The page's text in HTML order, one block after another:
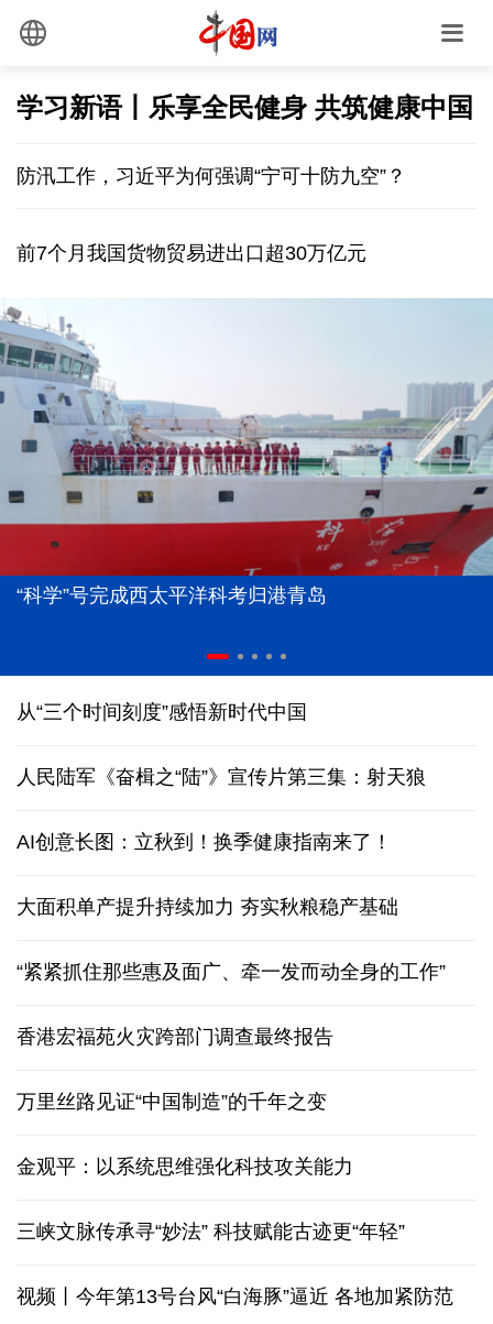
学习新语丨乐享全民健身 共筑健康中国
防汛工作，习近平为何强调“宁可十防九空”？
前7个月我国货物贸易进出口超30万亿元
“科学”号完成西太平洋科考归港青岛
从“三个时间刻度”感悟新时代中国
人民陆军《奋楫之“陆”》宣传片第三集：射天狼
AI创意长图：立秋到！换季健康指南来了！
大面积单产提升持续加力 夯实秋粮稳产基础
“紧紧抓住那些惠及面广、牵一发而动全身的工作”
香港宏福苑火灾跨部门调查最终报告
万里丝路见证“中国制造”的千年之变
金观平：以系统思维强化科技攻关能力
三峡文脉传承寻“妙法” 科技赋能古迹更“年轻”
视频丨今年第13号台风“白海豚”逼近 各地加紧防范